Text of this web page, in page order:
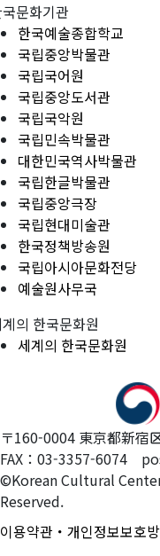
문화기관
한국예술종합학교
국립중앙박물관
국립국어원
국립중앙도서관
국립국악원
국립민속박물관
대한민국역사박물관
국립한글박물관
국립중앙극장
국립현대미술관
한국정책방송원
국립아시아문화전당
예술원사무국
의 한국문화원
세계의 한국문화원
〒160-0004 東京都新
FAX：03-3357-6074
©Korean Cultural
Reserved.
이용약관・개인정보보호